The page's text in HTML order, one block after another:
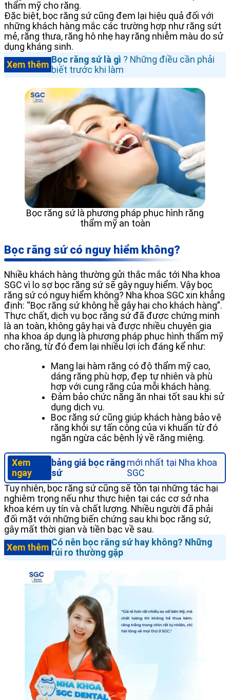
thẩm mỹ cho răng.
Đặc biệt, bọc răng sứ cũng đem lại hiệu quả đối với
những khách hàng mắc các trường hợp như răng sứt
mẻ, răng thưa, răng hô nhẹ hay răng nhiễm màu do sử
dụng kháng sinh.
Xem thêm Bọc răng sứ là gì ? Những điều cần phải
biết trước khi làm
Bọc răng sứ là phương pháp phục hình răng
thẩm mỹ an toàn
Bọc răng sứ có nguy hiểm không?
Nhiều khách hàng thường gửi thắc mắc tới Nha khoa
SGC vì lo sợ bọc răng sứ sẽ gây nguy hiểm. Vậy bọc
răng sứ có nguy hiểm không? Nha khoa SGC xin khẳng
định: “Bọc răng sứ không hề gây hại cho khách hàng”.
Thực chất, dịch vụ bọc răng sứ đã được chứng minh
là an toàn, không gây hại và được nhiều chuyên gia
nha khoa áp dụng là phương pháp phục hình thẩm mỹ
cho răng, từ đó đem lại nhiều lợi ích đáng kể như:
Mang lại hàm răng có độ thẩm mỹ cao,
dáng răng phù hợp, đẹp tự nhiên và phù
hợp với cung răng của mỗi khách hàng.
Đảm bảo chức năng ăn nhai tốt sau khi sử
dụng dịch vụ.
Bọc răng sứ cũng giúp khách hàng bảo vệ
răng khỏi sự tấn công của vi khuẩn từ đó
ngăn ngừa các bệnh lý về răng miệng.
Xem
ngay
bảng giá bọc răng
sứ
mới nhất tại Nha khoa
SGC
Tuy nhiên, bọc răng sứ cũng sẽ tồn tại những tác hại
nghiêm trọng nếu như thực hiện tại các cơ sở nha
khoa kém uy tín và chất lượng. Nhiều người đã phải
đối mặt với những biến chứng sau khi bọc răng sứ,
gây mất thời gian và tiền bạc về sau.
Xem thêm Có nên bọc răng sứ hay không? Những
rủi ro thường gặp